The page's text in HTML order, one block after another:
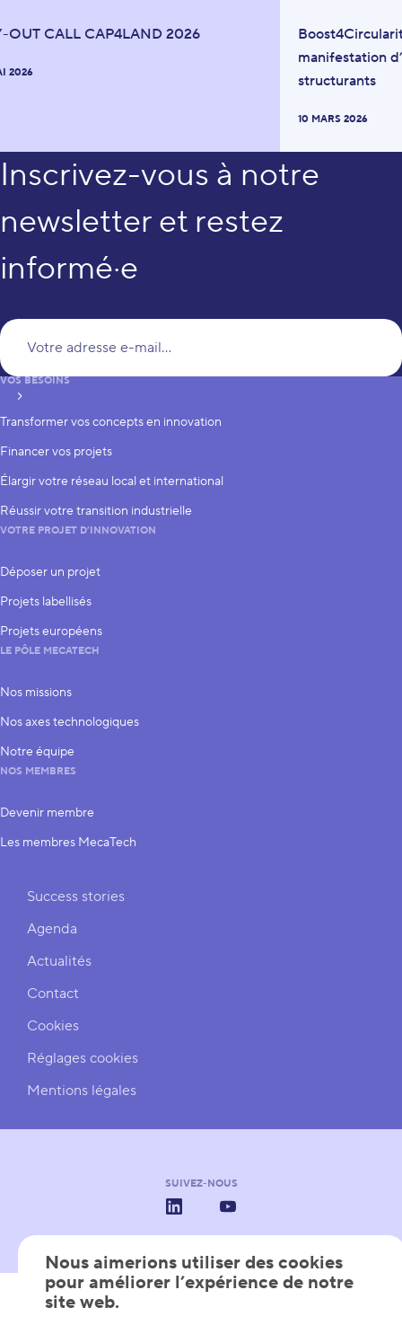
OUT CALL CAP4LAND 2026
2026
manifestation
structurants
10 MARS 2026
Inscrivez-vous à notre
newsletter et restez
informé·e
S’inscrire
VOS BESOINS
Transformer vos concepts en innovation
Financer vos projets
Élargir votre réseau local et international
Réussir votre transition industrielle
VOTRE PROJET D’INNOVATION
Déposer un projet
Projets labellisés
Projets européens
LE PÔLE MECATECH
Nos missions
Nos axes technologiques
Notre équipe
NOS MEMBRES
Devenir membre
Les membres MecaTech
Liens rapides
Success stories
Agenda
Actualités
Contact
Cookies
Réglages cookies
Mentions légales
SUIVEZ-NOUS
LinkedInYouTube
AVEC LE SOUTIEN DE
Les Pôles de Compétitivité
Wallonie
Nous aimerions utiliser des cookies
pour améliorer l’expérience de notre
site web.